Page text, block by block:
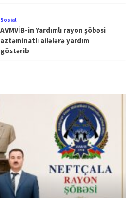
Sosial
AVMVİB-in Yardımlı rayon şöbəsi
aztəminatlı ailələrə yardım
göstərib